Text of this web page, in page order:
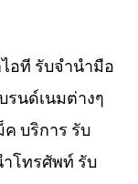
อที รับจำนำมือ
นด์เนมต่างๆ
บริการ รับ
โทรศัพท์ รับ